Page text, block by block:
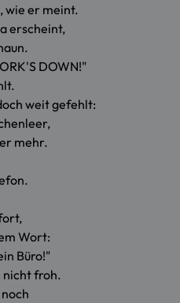
wie er meint.
erscheint,
DOWN!"
weit gefehlt:
mehr.
Wort:
Büro!"
nicht froh.